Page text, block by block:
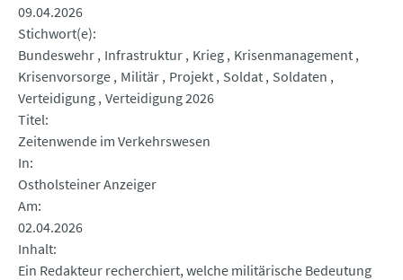
09.04.2026
Stichwort(e)
Bundeswehr Infrastruktur Krieg Krisenmanagement
Krisenvorsorge Militär Projekt Soldat Soldaten
Verteidigung Verteidigung 2026
Titel
Zeitenwende im Verkehrswesen
In
Ostholsteiner Anzeiger
Am
02.04.2026
Inhalt
Ein Redakteur recherchiert, welche militärische Bedeutung